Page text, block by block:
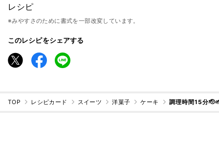
レシピ
※みやすさのために書式を一部改変しています。
このレシピをシェアする
TOP レシピカード スイーツ 洋菓子 ケーキ 調理時間15分